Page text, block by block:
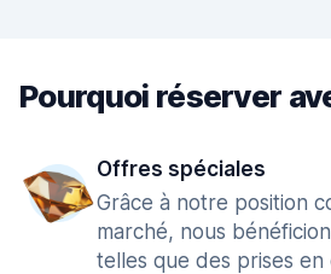
Pourquoi réserver
Offres spéciales
Grâce à notre position
marché, nous
telles que des prises en